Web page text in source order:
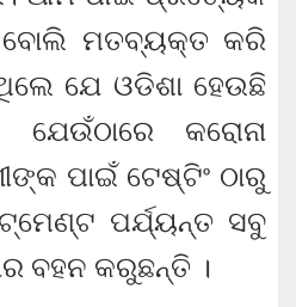
ବୋଲି ମତବ୍ୟକ୍ତ କରି
ଯେ ଓଡିଶା ହେଉଛି
ଯେଉଁଠାରେ କରୋନା
ପାଇଁ ଟେଷ୍ଟିଂ ଠାରୁ
ପର୍ଯ୍ୟନ୍ତ ସବୁ
ବହନ କରୁଛନ୍ତି ।